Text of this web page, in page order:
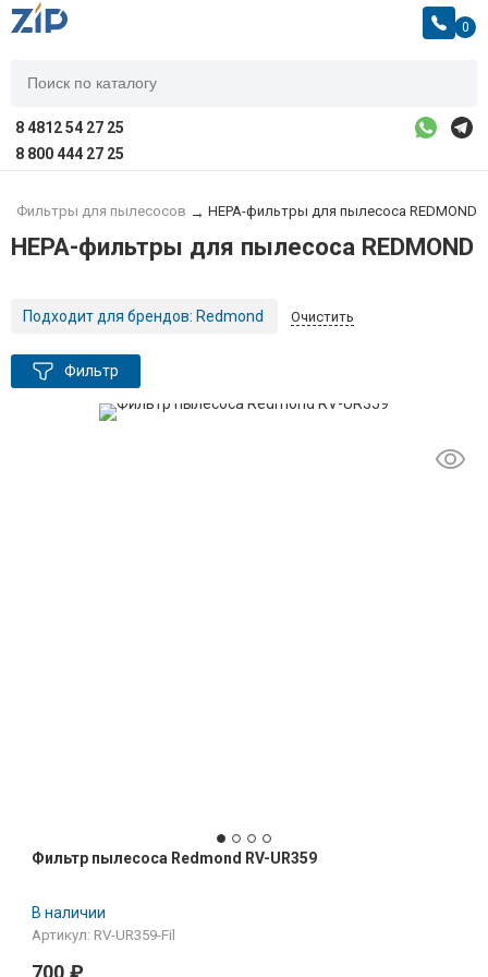
0
8 4812 54 27 25
8 800 444 27 25
Фильтры для пылесосов → HEPA-фильтры для пылесоса REDMOND
HEPA-фильтры для пылесоса REDMOND
Подходит для брендов: Redmond Очистить
Фильтр
Фильтр пылесоса Redmond RV-UR359
В наличии
Артикул: RV-UR359-Fil
700 ₽